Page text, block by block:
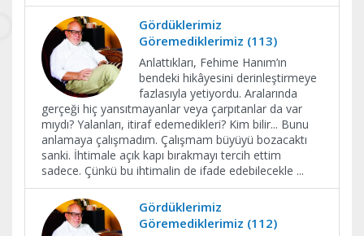
Gördüklerimiz
Göremediklerimiz (113)
Anlattıkları, Fehime Hanım’ın
bendeki hikâyesini derinleştirmeye
fazlasıyla yetiyordu. Aralarında
gerçeği hiç yansıtmayanlar veya çarpıtanlar da var
mıydı? Yalanları, itiraf edemedikleri? Kim bilir... Bunu
anlamaya çalışmadım. Çalışmam büyüyü bozacaktı
sanki. İhtimale açık kapı bırakmayı tercih ettim
sadece. Çünkü bu ihtimalin de ifade edebilecekle ...
Gördüklerimiz
Göremediklerimiz (112)